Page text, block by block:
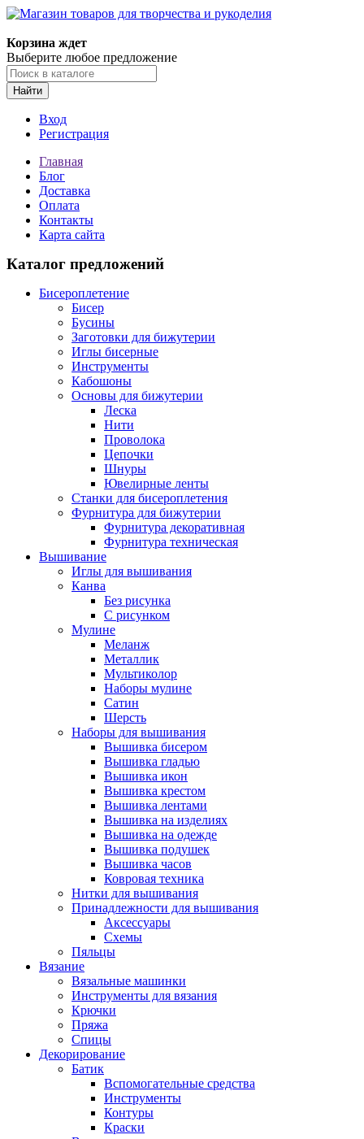
Корзина ждет
Выберите любое предложение
Найти
Вход
Регистрация
Главная
Блог
Доставка
Оплата
Контакты
Карта сайта
Каталог предложений
Бисероплетение
Бисер
Бусины
Заготовки для бижутерии
Иглы бисерные
Инструменты
Кабошоны
Основы для бижутерии
Леска
Нити
Проволока
Цепочки
Шнуры
Ювелирные ленты
Станки для бисероплетения
Фурнитура для бижутерии
Фурнитура декоративная
Фурнитура техническая
Вышивание
Иглы для вышивания
Канва
Без рисунка
С рисунком
Мулине
Меланж
Металлик
Мультиколор
Наборы мулине
Сатин
Шерсть
Наборы для вышивания
Вышивка бисером
Вышивка гладью
Вышивка икон
Вышивка крестом
Вышивка лентами
Вышивка на изделиях
Вышивка на одежде
Вышивка подушек
Вышивка часов
Ковровая техника
Нитки для вышивания
Принадлежности для вышивания
Аксессуары
Схемы
Пяльцы
Вязание
Вязальные машинки
Инструменты для вязания
Крючки
Пряжа
Спицы
Декорирование
Батик
Вспомогательные средства
Инструменты
Контуры
Краски